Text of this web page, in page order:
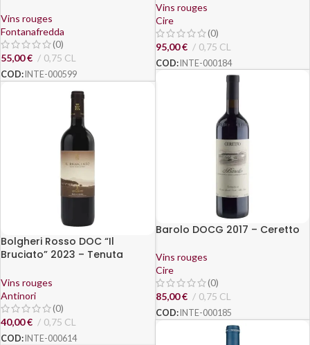
Vins rouges
Fontanafredda
(0)
55,00€ 0,75 CL
COD: INTE-000599
Vins rouges
Cire
(0)
95,00€ 0,75 CL
COD: INTE-000184
Barolo DOCG 2017 – Ceretto
Vins rouges
Cire
(0)
85,00€ 0,75 CL
COD: INTE-000185
Bolgheri Rosso DOC “Il
Bruciato” 2023 – Tenuta
Vins rouges
Antinori
(0)
40,00€ 0,75 CL
COD: INTE-000614